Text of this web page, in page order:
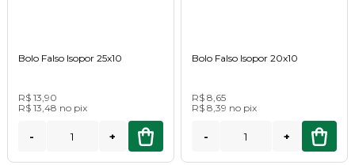
Bolo Falso Isopor 25x10
R$ 13,90
R$ 13,48 no pix
- +
Bolo Falso Isopor 20x10
R$ 8,65
R$ 8,39 no pix
- +